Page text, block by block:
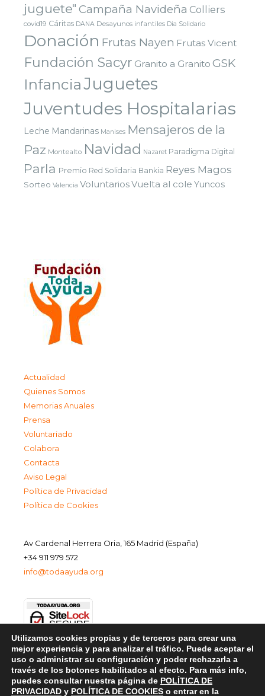
juguete" Campaña Navideña Colliers
covid19 Cáritas DANA Desayunos infantiles Dia Solidario
Donación Frutas Nayen Frutas Vicent
Fundación Sacyr Granito a Granito GSK
InfanciaJuguetes
Juventudes Hospitalarias
Leche Mandarinas Manises Mensajeros de la
Paz Montealto Navidad Nazaret Paradigma Digital
Parla Premio Red Solidaria Bankia Reyes Magos
Sorteo Valencia VoluntariosVuelta al cole Yuncos
Actualidad
Quienes Somos
Memorias Anuales
Prensa
Voluntariado
Colabora
Contacta
Aviso Legal
Política de Privacidad
Política de Cookies
Av Cardenal Herrera Oria, 165 Madrid (España)
+34 911 979 572
info@todaayuda.org
Utilizamos cookies propias y de terceros para crear una
mejor experiencia y para analizar el tráfico. Puede aceptar el
uso o administrar su configuración y poder rechazarla a
través de los botones habilitados al efecto. Para más info,
puedes consultar nuestra página de POLÍTICA DE
PRIVACIDAD y POLÍTICA DE COOKIES o entrar en la